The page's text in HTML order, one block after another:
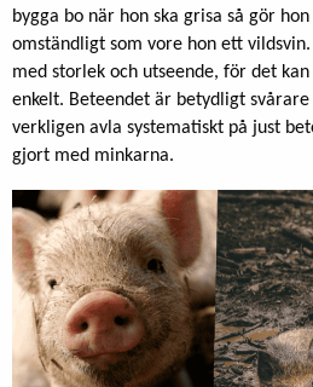
bygga bo när hon ska grisa så gör
omständligt som vore hon ett
med storlek och utseende, för det
enkelt. Beteendet är betydligt
verkligen avla systematiskt på just
gjort med minkarna.